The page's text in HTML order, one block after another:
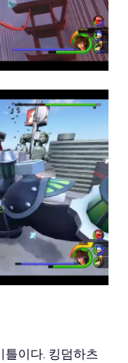
이다. 킹덤하츠